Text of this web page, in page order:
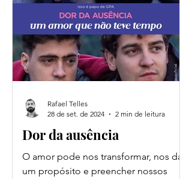
Dor da ausência
O amor pode nos transformar, nos dar
um propósito e preencher nossos
Rafael Telles
28 de set. de 2024
2 min de leitura